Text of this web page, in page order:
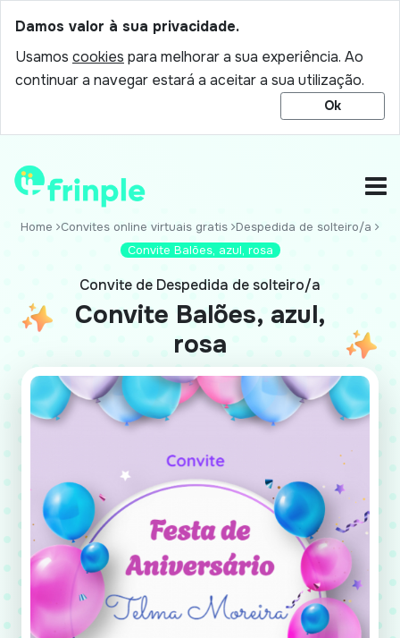
Damos valor à sua privacidade.
Usamos cookies para melhorar a sua experiência. Ao
continuar a navegar estará a aceitar a sua utilização.
Ok
Home Convites online virtuais gratis Despedida de solteiro/a
Convite Balões, azul, rosa
Convite de Despedida de solteiro/a
Convite Balões, azul,
rosa